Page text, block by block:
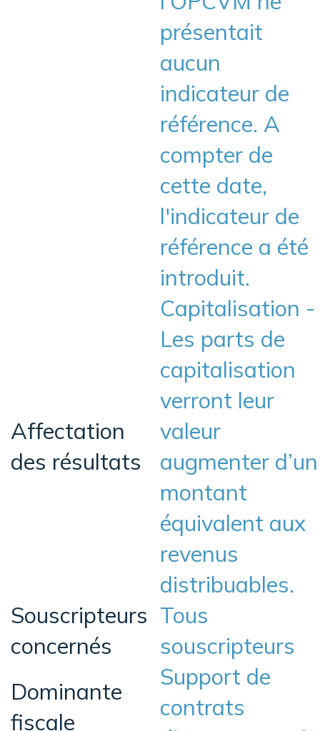
présentait
aucun
indicateur de
référence. A
compter de
cette date,
l'indicateur de
référence a été
introduit.
Affectation
des résultats
Capitalisation -
Les parts de
capitalisation
verront leur
valeur
augmenter d’un
montant
équivalent aux
revenus
distribuables.
Souscripteurs
concernés
Tous
souscripteurs
Dominante
fiscale
Support de
contrats